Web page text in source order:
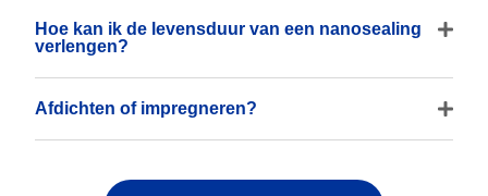
Hoe kan ik de levensduur van een nanosealing
verlengen?
Afdichten of impregneren?